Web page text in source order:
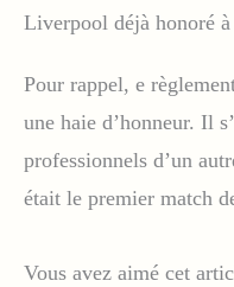
Liverpool déjà honoré à
Pour rappel, e
une haie d’honneur. Il
professionnels d’un
était le premier match
Vous avez aimé cet